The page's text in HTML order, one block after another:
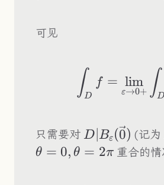
可见
∫D
f =
ε→0+
lim ∫D
只需要对 D Bε (0) (记为
θ = 0, θ = 2π 重合的情